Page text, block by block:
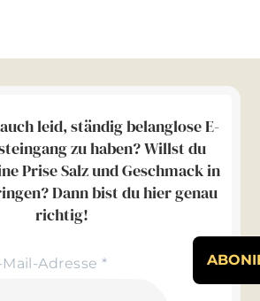
leid, ständig belanglose E-
zu haben? Willst du
Prise Salz und Geschmack in
Dann bist du hier genau
richtig!